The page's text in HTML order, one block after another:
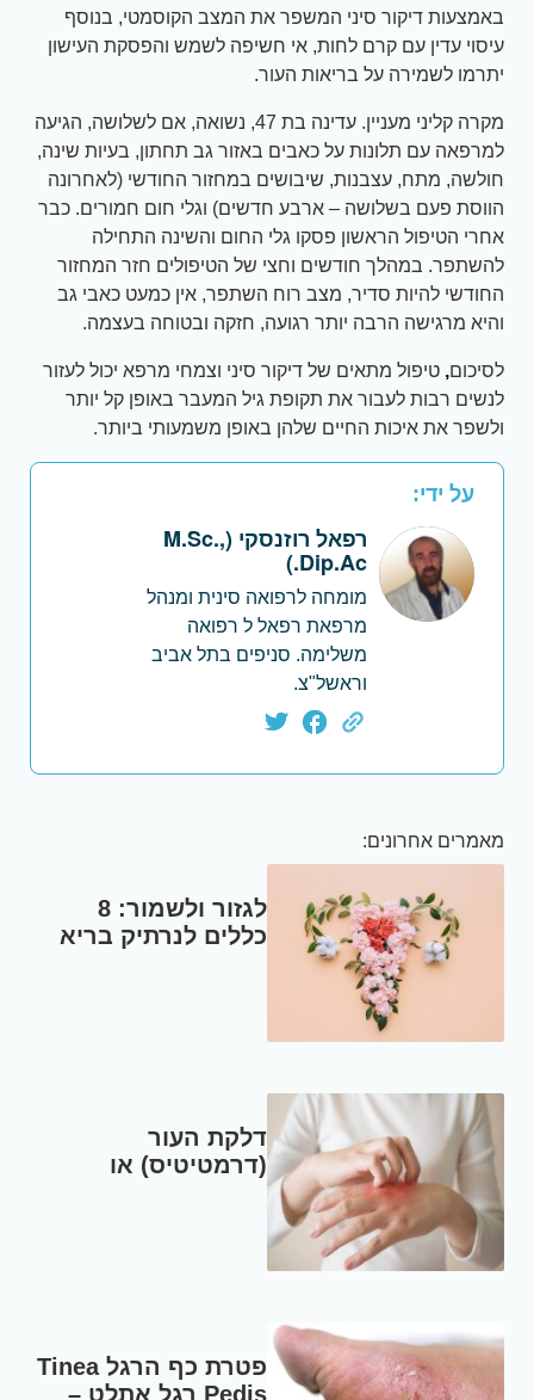
באמצעות דיקור סיני המשפר את המצב הקוסמטי, בנוסף
עיסוי עדין עם קרם לחות, אי חשיפה לשמש והפסקת העישון
יתרמו לשמירה על בריאות העור.
מקרה קליני מעניין. עדינה בת 47, נשואה, אם לשלושה, הגיעה
למרפאה עם תלונות על כאבים באזור גב תחתון, בעיות שינה,
חולשה, מתח, עצבנות, שיבושים במחזור החודשי (לאחרונה
הווסת פעם בשלושה – ארבע חדשים) וגלי חום חמורים. כבר
אחרי הטיפול הראשון פסקו גלי החום והשינה התחילה
להשתפר. במהלך חודשים וחצי של הטיפולים חזר המחזור
החודשי להיות סדיר, מצב רוח השתפר, אין כמעט כאבי גב
והיא מרגישה הרבה יותר רגועה, חזקה ובטוחה בעצמה.
לסיכום, טיפול מתאים של דיקור סיני וצמחי מרפא יכול לעזור
לנשים רבות לעבור את תקופת גיל המעבר באופן קל יותר
ולשפר את איכות החיים שלהן באופן משמעותי ביותר.
על ידי:
רפאל רוזנסקי (M.Sc.,
Dip.Ac.)
מומחה לרפואה סינית ומנהל
מרפאת רפאל ל רפואה
משלימה. סניפים בתל אביב
וראשל"צ.
מאמרים אחרונים:
לגזור ולשמור: 8
כללים לנרתיק בריא
דלקת העור
(דרמטיטיס) או
פטרת כף הרגל Tinea
Pedis רגל אתלט –